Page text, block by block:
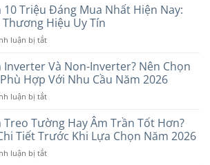
Mua
Hãng
Nào?
6
Hiệu
Đáng
Nhắc
Lạnh
1
Chiều
Và
Chiều
Khác
Thế
Nên
Chọn
Nào?
10 Triệu Đáng Mua Nhất Hiện Nay:
Thương Hiệu Uy Tín
luận bị tắtở
Lạnh
10
Triệu
Đáng
Nhất
Hiện
Gợi
Inverter Và Non-Inverter? Nên Chọn
Hợp Với Nhu Cầu Năm 2026
luận bị tắtở
Lạnh
Inverter
Và
Non-
Treo Tường Hay Âm Trần Tốt Hơn?
Tiết Trước Khi Lựa Chọn Năm 2026
luận bị tắtở